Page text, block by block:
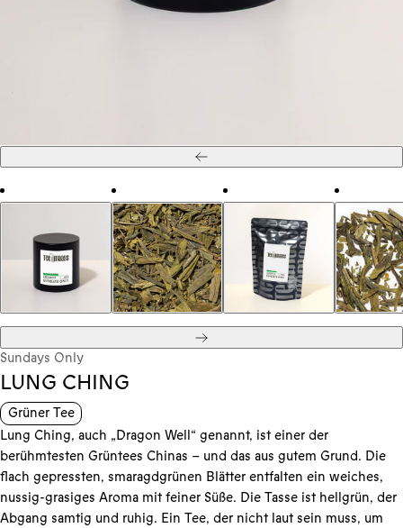
Sundays Only
LUNG CHING
Grüner Tee
Lung Ching, auch „Dragon Well“ genannt, ist einer der
berühmtesten Grüntees Chinas – und das aus gutem Grund. Die
flach gepressten, smaragdgrünen Blätter entfalten ein weiches,
nussig-grasiges Aroma mit feiner Süße. Die Tasse ist hellgrün, der
Abgang samtig und ruhig. Ein Tee, der nicht laut sein muss, um